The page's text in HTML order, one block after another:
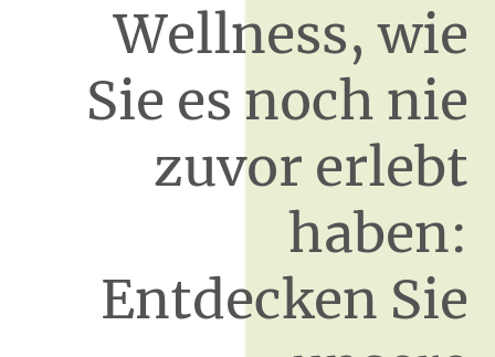
Wellness, wie
Sie es noch nie
zuvor erlebt
haben:
Entdecken Sie